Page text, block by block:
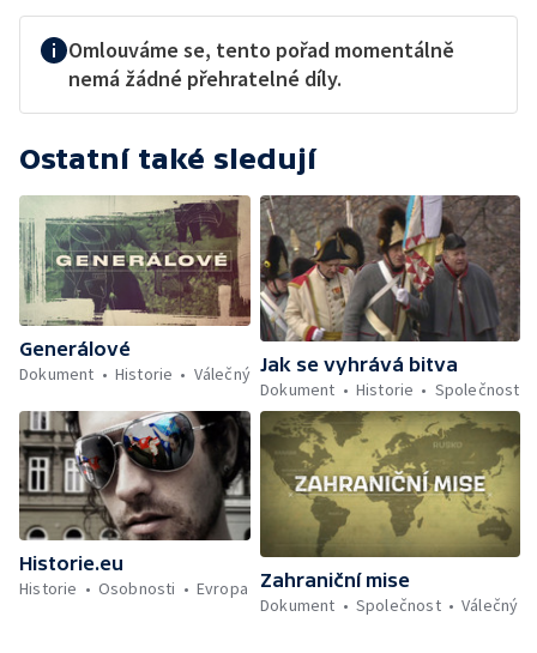
Omlouváme se, tento pořad momentálně
nemá žádné přehratelné díly.
Ostatní také sledují
Generálové
Dokument
Historie Válečný Jak se vyhrává bitva
Dokument
Historie Společnost
Historie.eu
Historie
Osobnosti Evropa
Zahraniční mise
Dokument
Společnost Válečný